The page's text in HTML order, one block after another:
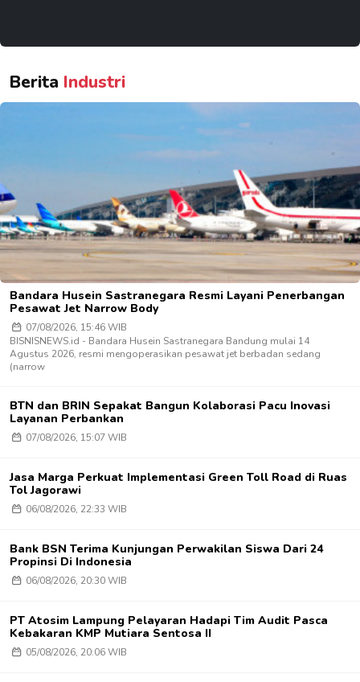
Berita Industri
Bandara Husein Sastranegara Resmi Layani Penerbangan
Pesawat Jet Narrow Body
07/08/2026, 15:46 WIB
BISNISNEWS.id - Bandara Husein Sastranegara Bandung mulai 14
Agustus 2026, resmi mengoperasikan pesawat jet berbadan sedang
(narrow
BTN dan BRIN Sepakat Bangun Kolaborasi Pacu Inovasi
Layanan Perbankan
07/08/2026, 15:07 WIB
Jasa Marga Perkuat Implementasi Green Toll Road di Ruas
Tol Jagorawi
06/08/2026, 22:33 WIB
Bank BSN Terima Kunjungan Perwakilan Siswa Dari 24
Propinsi Di Indonesia
06/08/2026, 20:30 WIB
PT Atosim Lampung Pelayaran Hadapi Tim Audit Pasca
Kebakaran KMP Mutiara Sentosa II
05/08/2026, 20:06 WIB